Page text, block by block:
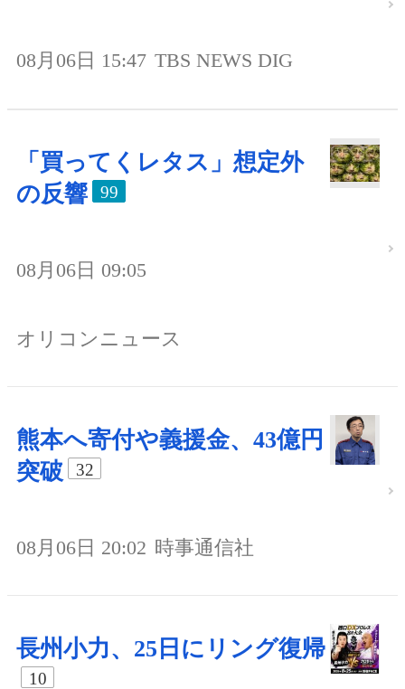
08月06日 15:47 TBS NEWS DIG
「買ってくレタス」想定外
の反響
99
08月06日 09:05
オリコンニュース
熊本へ寄付や義援金、43億円
突破
32
08月06日 20:02 時事通信社
長州小力、25日にリング復帰
10